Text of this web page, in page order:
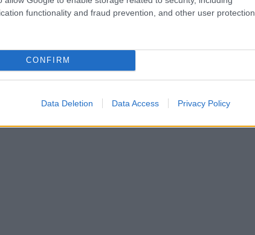
functionality and fraud prevention, and other user protection.
CONFIRM
Data Deletion Data Access Privacy Policy